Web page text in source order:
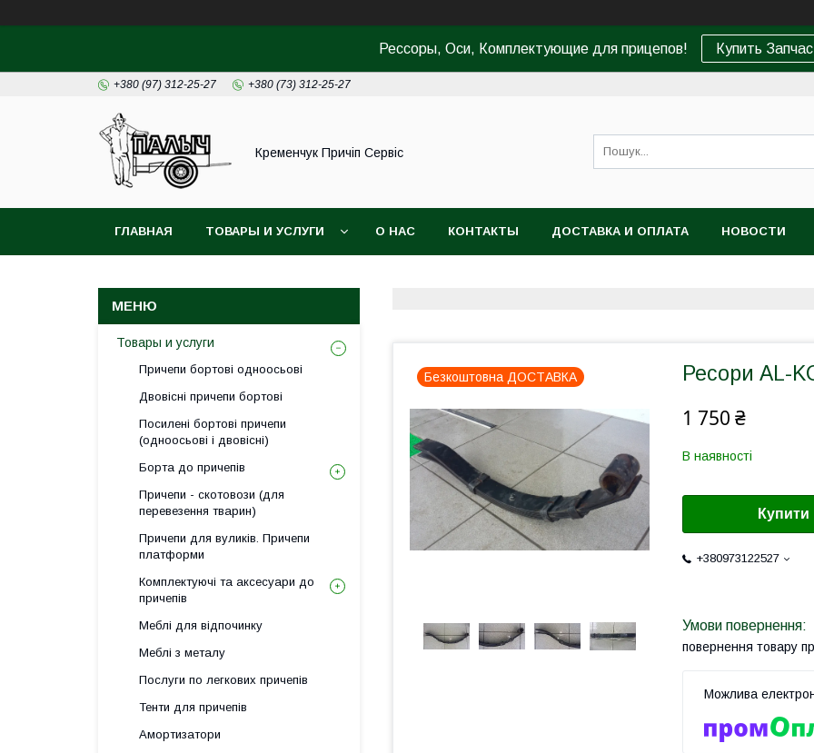
Рессоры, Оси, Комплектующие для прицепов! Купить
+380 (97) 312-25-27 +380 (73) 312-25-27
Кременчук Причіп Сервіс
ГЛАВНАЯ ТОВАРЫ И УСЛУГИ О НАС КОНТАКТЫ ДОСТАВКА И ОПЛАТА НОВОСТИ
Безкоштовна ДОСТАВКА Ресори AL-
1 750 ₴
В наявності
Купити
+380973122527
повернення товару
Товары и услуги
Причепи бортові одноосьові
Двовісні причепи бортові
Посилені бортові причепи
(одноосьові і двовісні)
Борта до причепів
Причепи - скотовози (для
перевезення тварин)
Причепи для вуликів. Причепи
платформи
Комплектуючі та аксесуари до
причепів
Меблі для відпочинку
Меблі з металу
Послуги по легкових причепів
Тенти для причепів
Амортизатори